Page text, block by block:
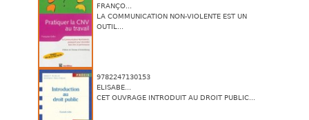
FRANÇO...
LA COMMUNICATION NON-VIOLENTE EST UN
OUTIL...
9782247130153
ELISABE...
CET OUVRAGE INTRODUIT AU DROIT PUBLIC...